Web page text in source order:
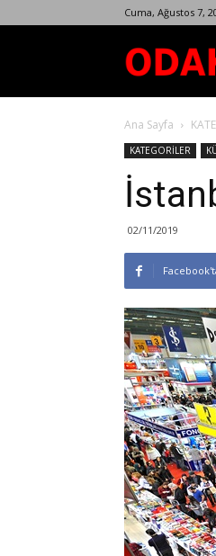
Cuma, Ağustos 7,
Ana Sayfa
KATEGORİLER
02/11/2019